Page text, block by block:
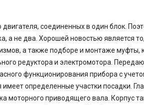
соединенных в один блок.
а не два. Хорошей новостью является
а также подборе и монтаже муфты,
редуктора и электромотора.
функционирования прибора с
определенные участки посадки.
моторного приводящего вала. Корпус